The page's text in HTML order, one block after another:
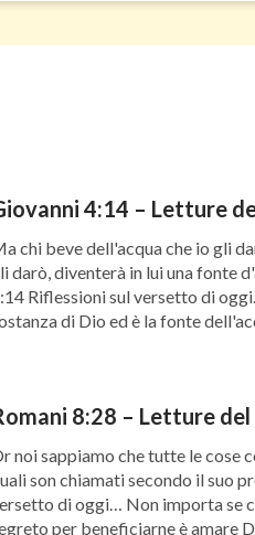
Giovanni
chi beve dell'acqua che io gli
darò, diventerà in lui una fonte
Riflessioni sul versetto di
di Dio ed è la fonte
8:28 – Letture
noi sappiamo che tutte le cose
son chiamati secondo il suo
di oggi… Non importa se
per beneficiarne è amare